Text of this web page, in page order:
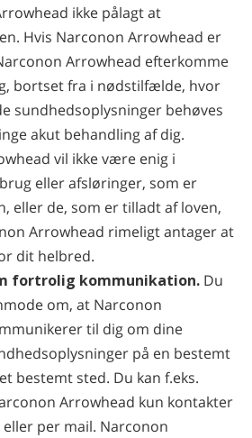
ikke pålagt at
Hvis Narconon Arrowhead er
Arrowhead efterkomme
bortset fra i nødstilfælde, hvor
sundhedsoplysninger behøves
akut behandling af dig.
vil ikke være enig i
eller afsløringer, som er
eller de, som er tilladt af loven,
Arrowhead rimeligt antager at
dit helbred.
fortrolig kommunikation. Du
om, at Narconon
til dig om dine
på en bestemt
bestemt sted. Du kan f.eks.
Arrowhead kun kontakter
per mail. Narconon